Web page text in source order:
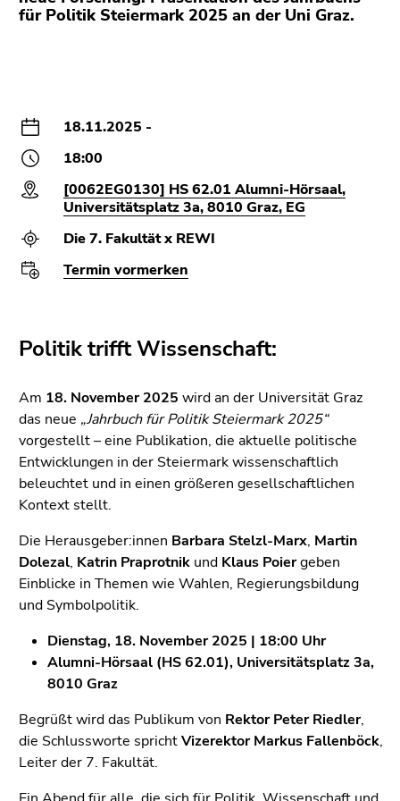
(Zugriffstaste
(Benutzer/Sprache)
(Zugriffstaste
8)
Zur
Suche
(Zugriffstaste
9)
für Politik Steiermark 2025 an der Uni Graz.
18.11.2025 -
18:00
[0062EG0130] HS 62.01 Alumni-Hörsaal,
Universitätsplatz 3a, 8010 Graz, EG
Die 7. Fakultät x REWI
Termin vormerken
Politik trifft Wissenschaft:
Am 18. November 2025 wird an der Universität Graz
das neue „Jahrbuch für Politik Steiermark 2025“
vorgestellt – eine Publikation, die aktuelle politische
Entwicklungen in der Steiermark wissenschaftlich
beleuchtet und in einen größeren gesellschaftlichen
Kontext stellt.
Die Herausgeber:innen Barbara Stelzl-Marx, Martin
Dolezal, Katrin Praprotnik und Klaus Poiergeben
Einblicke in Themen wie Wahlen, Regierungsbildung
und Symbolpolitik.
Dienstag, 18. November 2025 | 18:00 Uhr
Alumni-Hörsaal (HS 62.01), Universitätsplatz 3a,
8010 Graz
Begrüßt wird das Publikum von Rektor Peter Riedler,
die Schlussworte sprichtVizerektor Markus Fallenböck,
Leiter der 7. Fakultät.